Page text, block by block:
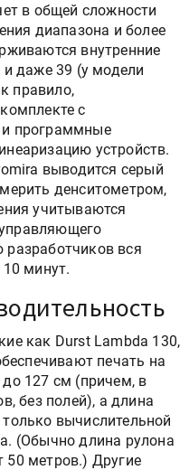
в общей сложности
диапазона и более
внутренние
даже 39 (у модели
правило,
с
программные
устройств.
выводится серый
денситометром,
учитываются
вся
минут.
как Durst Lambda 130,
печать на
127 см (причем, в
без полей), а длина
вычислительной
(Обычно длина рулона
50 метров.) Другие